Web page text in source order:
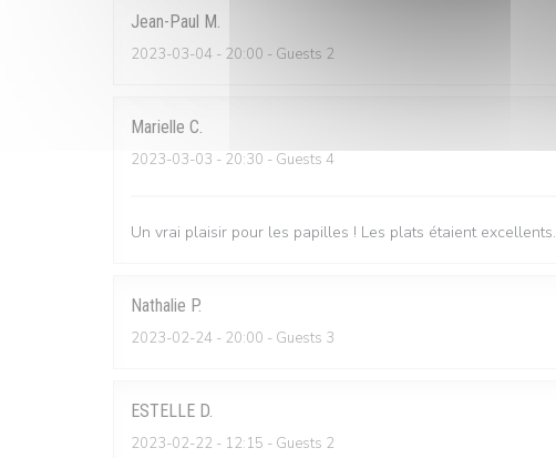
Jean-Paul M
2023-03-04 - 20:00 - Guests 2
Marielle C
2023-03-03 - 20:30 - Guests 4
Un vrai plaisir pour les papilles ! Les plats étaient excellents.
Nathalie P
2023-02-24 - 20:00 - Guests 3
ESTELLE D
2023-02-22 - 12:15 - Guests 2